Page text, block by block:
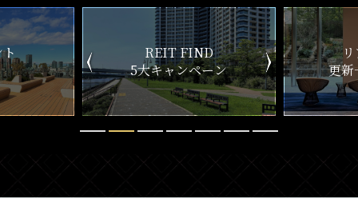
ン
リアルタイム
更新一覧チェック
新